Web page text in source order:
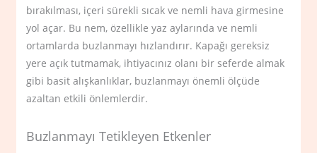
bırakılması, içeri sürekli sıcak ve nemli hava girmesine
yol açar. Bu nem, özellikle yaz aylarında ve nemli
ortamlarda buzlanmayı hızlandırır. Kapağı gereksiz
yere açık tutmamak, ihtiyacınız olanı bir seferde almak
gibi basit alışkanlıklar, buzlanmayı önemli ölçüde
azaltan etkili önlemlerdir.
Buzlanmayı Tetikleyen Etkenler